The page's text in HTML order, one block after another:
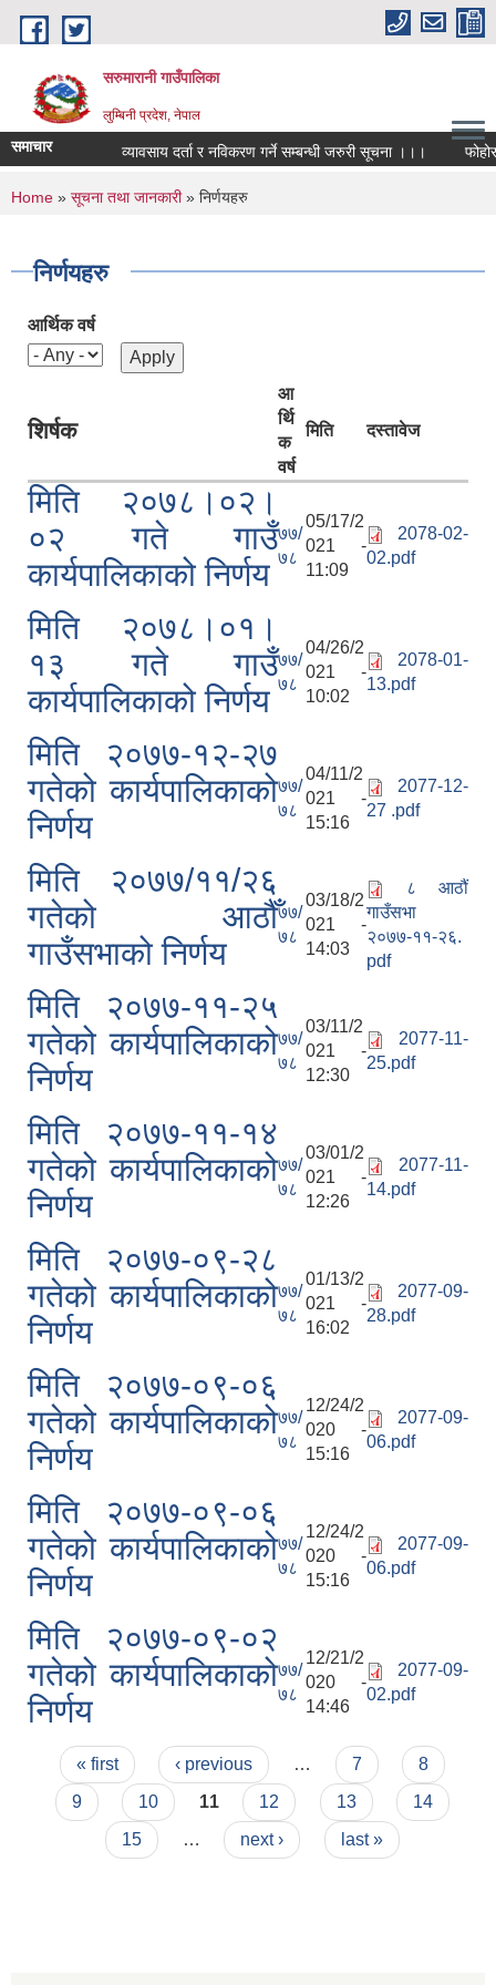
Skip to main content
सरुमारानी गाउँपालिका
लुम्बिनी प्रदेश, नेपाल
समाचार व्यावसाय दर्ता र नविकरण गर्ने सम्बन्धी जरुरी सूचना ।।।
You are here
Home » सूचना तथा जानकारी» निर्णयहरु
निर्णयहरु
आर्थिक वर्ष
शिर्षक
आ
र्थि
क
वर्ष
मिति दस्तावेज
मिति २०७८।०२।
०२ गते गाउँ
कार्यपालिकाको निर्णय
७७/
७८
05/17/2
021 -
11:09
2078-02-
02.pdf
मिति २०७८।०१।
१३ गते गाउँ
कार्यपालिकाको निर्णय
७७/
७८
04/26/2
021 -
10:02
2078-01-
13.pdf
मिति २०७७-१२-२७
गतेको कार्यपालिकाको
निर्णय
७७/
७८
04/11/2
021 -
15:16
2077-12-
27 .pdf
मिति २०७७/११/२६
गतेको आठौँ
गाउँसभाको निर्णय
७७/
७८
03/18/2
021 -
14:03
८ आठौं
गाउँसभा
२०७७-११-२६.
pdf
मिति २०७७-११-२५
गतेको कार्यपालिकाको
निर्णय
७७/
७८
03/11/2
021 -
12:30
2077-11-
25.pdf
मिति २०७७-११-१४
गतेको कार्यपालिकाको
निर्णय
७७/
७८
03/01/2
021 -
12:26
2077-11-
14.pdf
मिति २०७७-०९-२८
गतेको कार्यपालिकाको
निर्णय
७७/
७८
01/13/2
021 -
16:02
2077-09-
28.pdf
मिति २०७७-०९-०६
गतेको कार्यपालिकाको
निर्णय
७७/
७८
12/24/2
020 -
15:16
2077-09-
06.pdf
मिति २०७७-०९-०६
गतेको कार्यपालिकाको
निर्णय
७७/
७८
12/24/2
020 -
15:16
2077-09-
06.pdf
मिति २०७७-०९-०२
गतेको कार्यपालिकाको
निर्णय
७७/
७८
12/21/2
020 -
14:46
2077-09-
02.pdf
Pages
« first ‹ previous … 7
8
9
10 11 12 13
14
15
… next › last »